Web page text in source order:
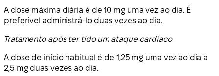
A dose máxima diária é de 10 mg uma vez ao dia. É
preferível administrá-lo duas vezes ao dia.
Tratamento após ter tido um ataque cardíaco
A dose de início habitual é de 1,25 mg uma vez ao dia a
2,5 mg duas vezes ao dia.